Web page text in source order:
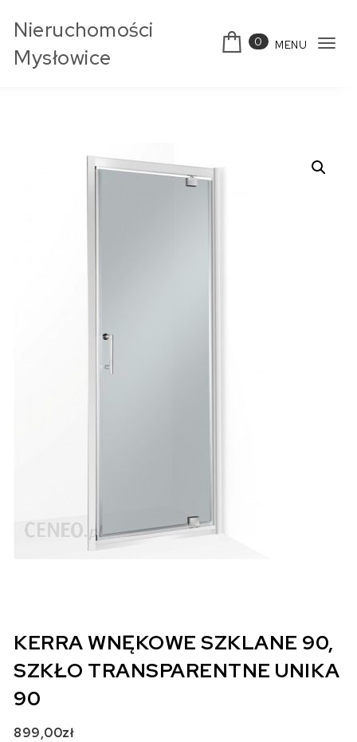
Nieruchomości
Mysłowice
0 MENU
KERRA WNĘKOWE SZKLANE 90,
SZKŁO TRANSPARENTNE UNIKA
90
899,00zł